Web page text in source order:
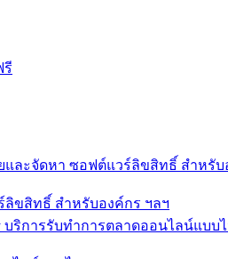
ขสิทธิ์ สำหรับองค์กร ฯลฯ